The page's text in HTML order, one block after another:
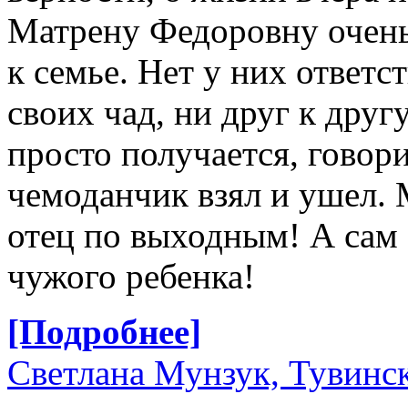
Матрену Федоровну
к семье. Нет у них
своих чад, ни друг к
просто получается,
чемоданчик взял и
отец по выходным! А сам
чужого ребенка!
[Подробнее]
Светлана Мунзук,